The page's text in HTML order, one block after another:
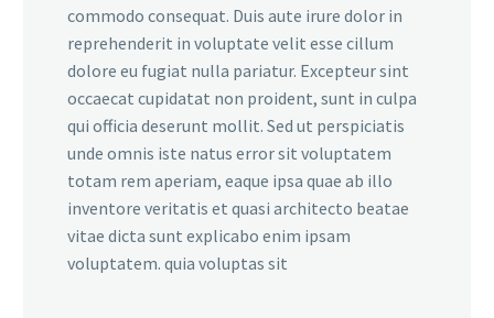
commodo consequat. Duis aute irure dolor in
reprehenderit in voluptate velit esse cillum
dolore eu fugiat nulla pariatur. Excepteur sint
occaecat cupidatat non proident, sunt in culpa
qui officia deserunt mollit. Sed ut perspiciatis
unde omnis iste natus error sit voluptatem
totam rem aperiam, eaque ipsa quae ab illo
inventore veritatis et quasi architecto beatae
vitae dicta sunt explicabo enim ipsam
voluptatem. quia voluptas sit